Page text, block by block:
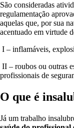
São consideradas
regulamentação
aquelas que, por sua
acentuado em virtude
I – inflamáveis,
II – roubos ou outras
profissionais de
O que é
Já um trabalho